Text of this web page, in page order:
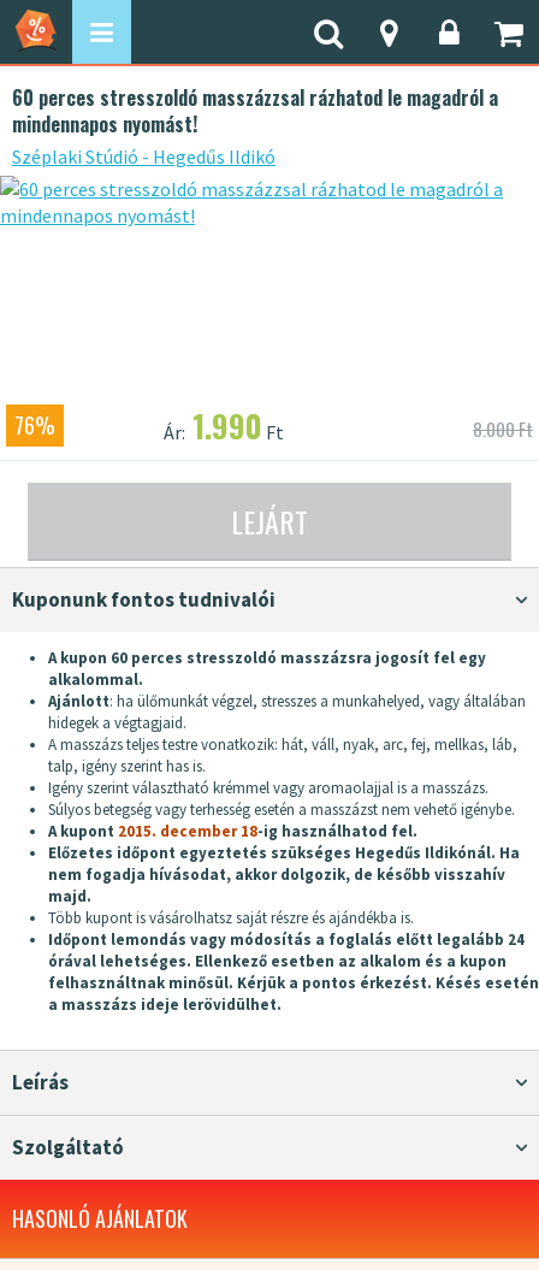
60 perces stresszoldó masszázzsal rázhatod le magadról a
mindennapos nyomást!
Széplaki Stúdió - Hegedűs Ildikó
76% Ár: 1.990 Ft 8.000 Ft
LEJÁRT
Kuponunk fontos tudnivalói
A kupon 60 perces stresszoldó masszázsra jogosít fel egy
alkalommal.
Ajánlott: ha ülőmunkát végzel, stresszes a munkahelyed, vagy általában
hidegek a végtagjaid.
A masszázs teljes testre vonatkozik: hát, váll, nyak, arc, fej, mellkas, láb,
talp, igény szerint has is.
Igény szerint választható krémmel vagy aromaolajjal is a masszázs.
Súlyos betegség vagy terhesség esetén a masszázst nem vehető igénybe.
A kupont 2015. december 18-ig használhatod fel.
Előzetes időpont egyeztetés szükséges Hegedűs Ildikónál. Ha
nem fogadja hívásodat, akkor dolgozik, de később visszahív
majd.
Több kupont is vásárolhatsz saját részre és ajándékba is.
Időpont lemondás vagy módosítás a foglalás előtt legalább 24
órával lehetséges. Ellenkező esetben az alkalom és a kupon
felhasználtnak minősül. Kérjük a pontos érkezést. Késés esetén
a masszázs ideje lerövidülhet.
Leírás
Szolgáltató
HASONLÓ AJÁNLATOK